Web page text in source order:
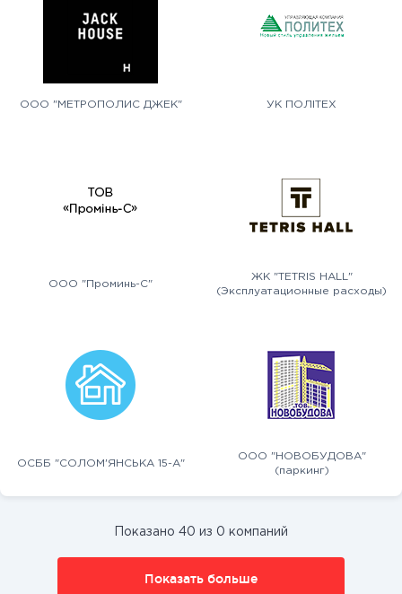
ООО "МЕТРОПОЛИС ДЖЕК" УК ПОЛІТЕХ
ООО "Проминь-С"
ЖК "TETRIS HALL"
(Эксплуатационные расходы)
ОСББ "СОЛОМ'ЯНСЬКА 15-А"
ООО "НОВОБУДОВА"
(паркинг)
Показано 40 из 0 компаний
Показать больше